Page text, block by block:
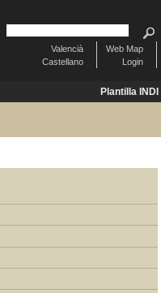
Web Map
Login
Valencià
Castellano
Plantilla INDI